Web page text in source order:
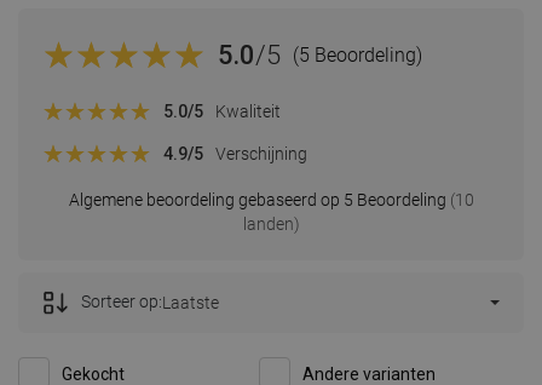
5.0/5 (5 Beoordeling)
Algemene beoordeling gebaseerd op 5 Beoordeling (10
landen)
5.0/5 Kwaliteit
4.9/5 Verschijning
Gekocht Andere varianten
Sorteer op:Laatste